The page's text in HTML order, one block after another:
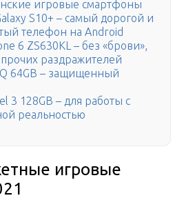
игровые смартфоны
S10+ – самый дорогой и
телефон на Android
6 ZS630KL – без «брови»,
раздражителей
64GB – защищенный
3 128GB – для работы с
реальностью
игровые